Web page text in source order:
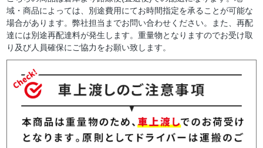
域・商品によっては、別途費用にてお時間指定を承ることが可能な
場合があります。弊社担当までお問い合わせください。また、再配
達には別途再配達料が発生します。重量物となりますのでお受け取
り及び人員確保にご協力をお願い致します。